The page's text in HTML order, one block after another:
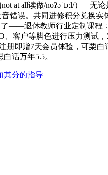
at all读做/noʔəˈtɔːl/），
错误。共同进修积分兑换
——退休教师行业定制课程
客户等脚色进行压力测试
即赠7天会员体验，可栗
话万年5.5。
其分的指导